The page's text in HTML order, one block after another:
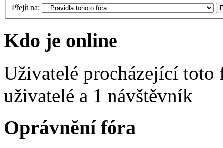
Přejít na:
Kdo je online
Uživatelé procházející
uživatelé a 1 návštěvník
Oprávnění fóra